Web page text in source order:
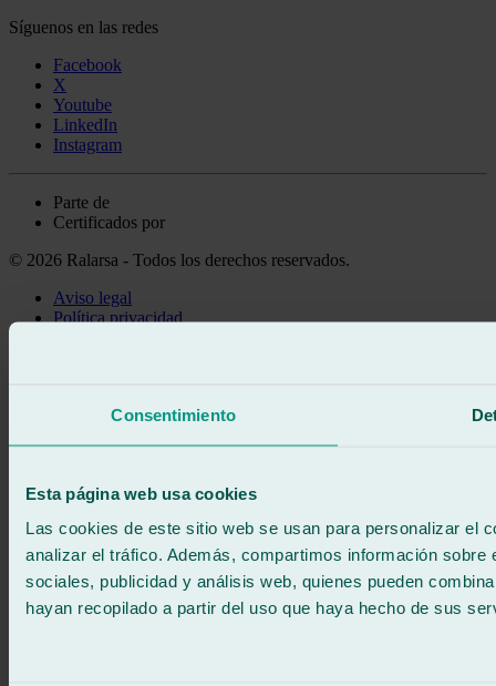
Consentimiento
Esta página web usa cookies
Las cookies de este sitio web se usan para personalizar el
analizar el tráfico. Además, compartimos información
sociales, publicidad y análisis web, quienes pueden
hayan recopilado a partir del uso que haya hecho de sus
Síguenos en las redes
Facebook
X
Youtube
LinkedIn
Instagram
Parte de
Certificados por
© 2026 Ralarsa - Todos los derechos reservados.
Aviso legal
Política privacidad
900 333 733